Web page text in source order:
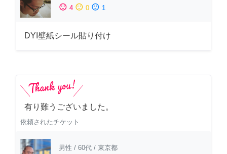
sentiment_satisfied 4 sentiment_neutral 0 sentiment_dissatisfied 1
DYI壁紙シール貼り付け
有り難うございました。
依頼されたチケット
男性 / 60代 / 東京都